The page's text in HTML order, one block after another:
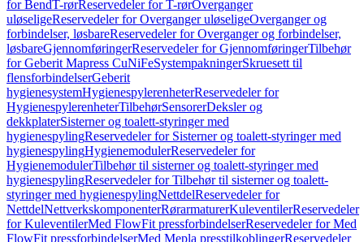
for BendT-rørReservedeler for T-rørOverganger
uløseligeReservedeler for Overganger uløseligeOverganger og
forbindelser, løsbareReservedeler for Overganger og forbindelser,
løsbareGjennomføringerReservedeler for GjennomføringerTilbehør
for Geberit Mapress CuNiFeSystempakningerSkruesett til
flensforbindelserGeberit
hygienesystemHygienespylerenheterReservedeler for
HygienespylerenheterTilbehørSensorerDeksler og
dekkplaterSisterner og toalett-styringer med
hygienespylingReservedeler for Sisterner og toalett-styringer med
hygienespylingHygienemodulerReservedeler for
HygienemodulerTilbehør til sisterner og toalett-styringer med
hygienespylingReservedeler for Tilbehør til sisterner og toalett-
styringer med hygienespylingNettdelReservedeler for
NettdelNettverkskomponenterRørarmaturerKuleventilerReservedeler
for KuleventilerMed FlowFit pressforbindelserReservedeler for Med
FlowFit pressforbindelserMed Mepla presstilkoblingerReservedeler